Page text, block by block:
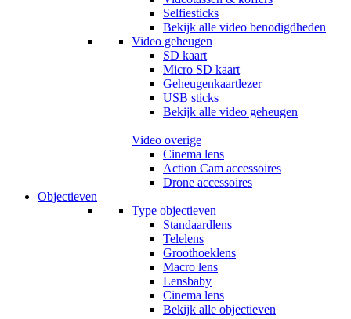
Selfiesticks
Bekijk alle video benodigdheden
Video geheugen
SD kaart
Micro SD kaart
Geheugenkaartlezer
USB sticks
Bekijk alle video geheugen
Video overige
Cinema lens
Action Cam accessoires
Drone accessoires
Objectieven
Type objectieven
Standaardlens
Telelens
Groothoeklens
Macro lens
Lensbaby
Cinema lens
Bekijk alle objectieven